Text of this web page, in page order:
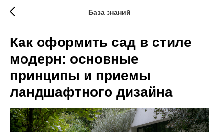
База знаний
Как оформить сад в стиле
модерн: основные
принципы и приемы
ландшафтного дизайна